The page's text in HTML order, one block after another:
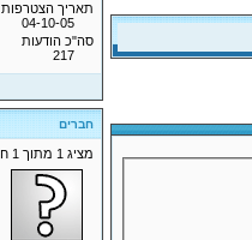
תאריך הצטרפות
04-10-05
סה"כ הודעות
217
חברים
מציג 1 מתוך 1 חברים